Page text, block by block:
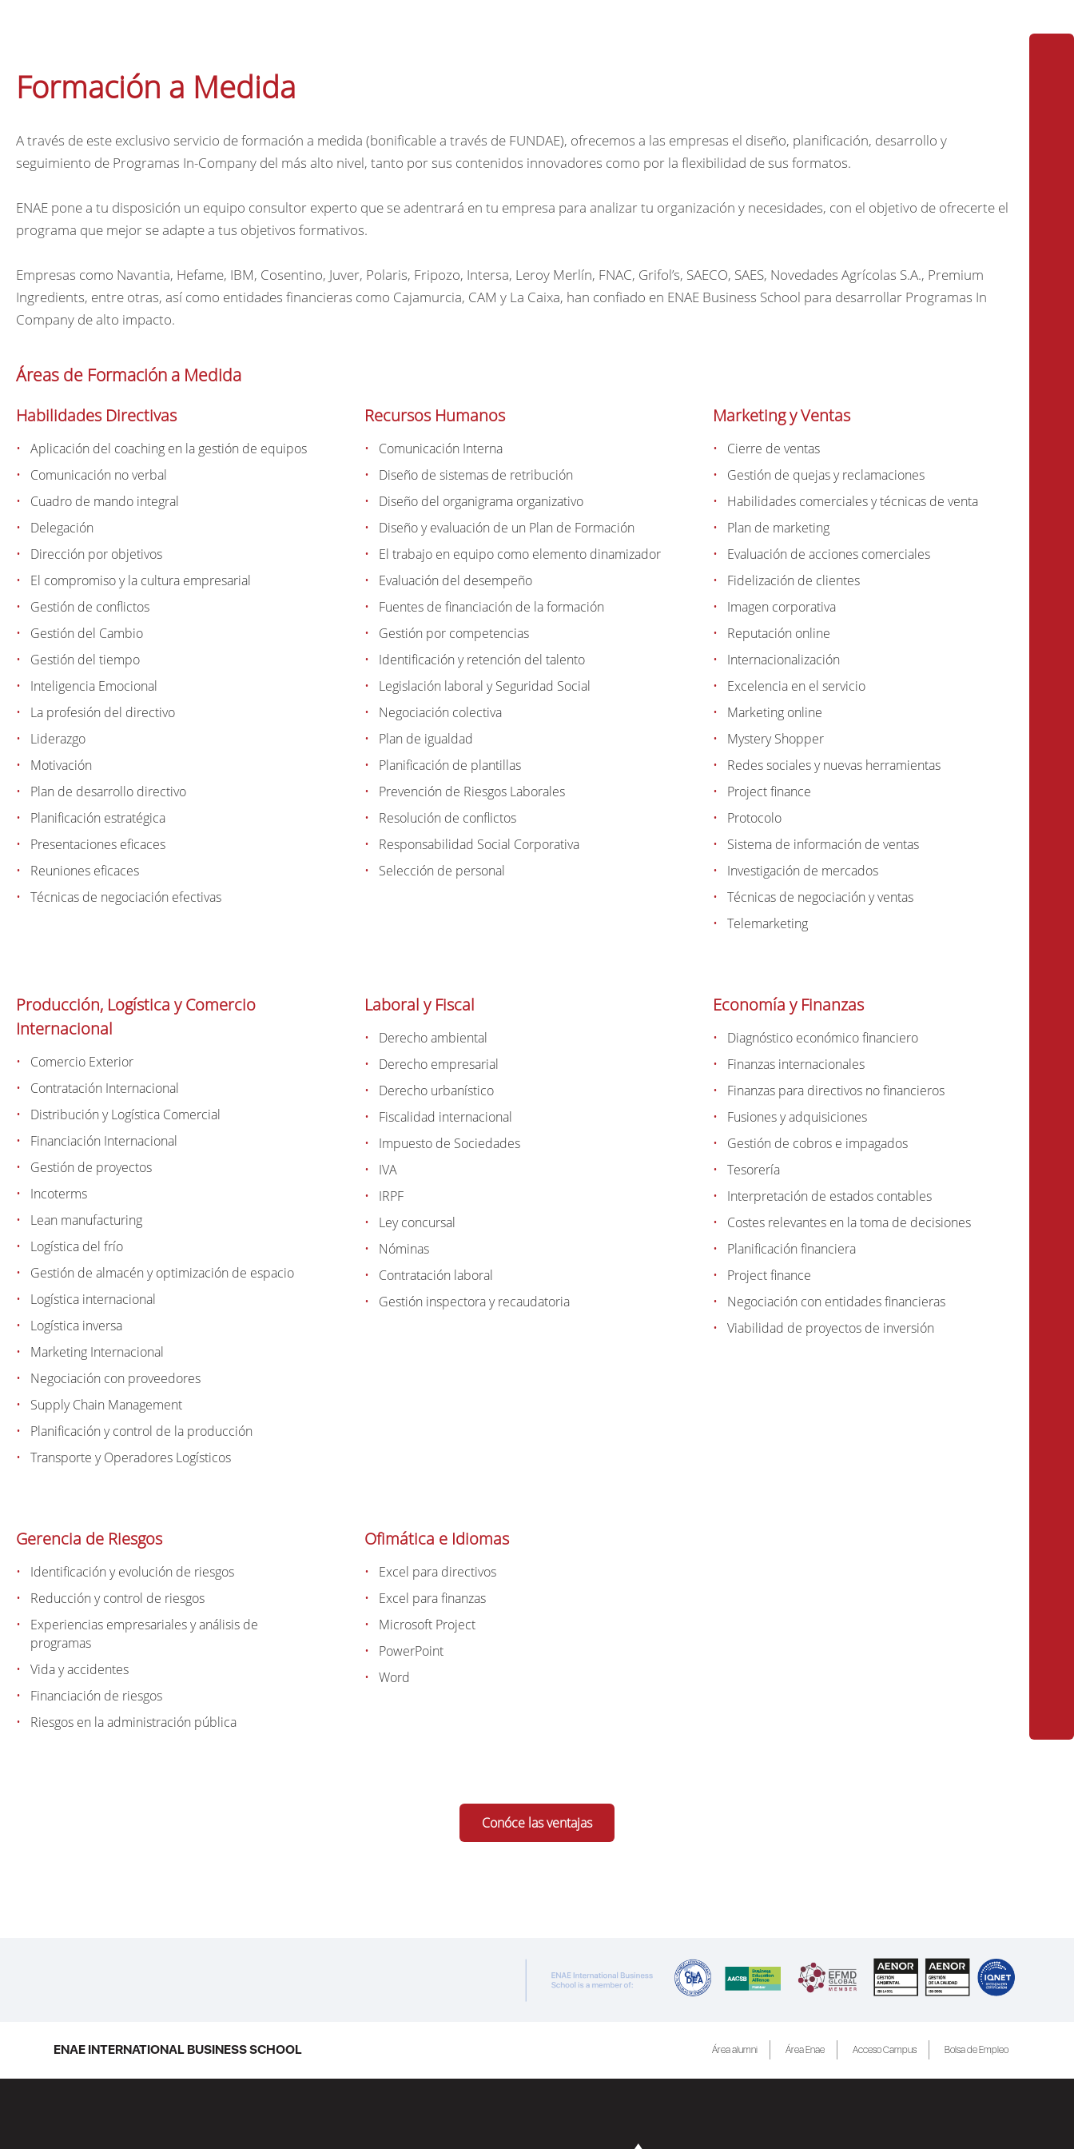
Formación a Medida
A través de este exclusivo servicio de formación a medida (bonificable a través de FUNDAE), ofrecemos a las empresas el diseño, planificación, desarrollo y
seguimiento de Programas In-Company del más alto nivel, tanto por sus contenidos innovadores como por la flexibilidad de sus formatos.
ENAE pone a tu disposición un equipo consultor experto que se adentrará en tu empresa para analizar tu organización y necesidades, con el objetivo de ofrecerte el
programa que mejor se adapte a tus objetivos formativos.
Empresas como Navantia, Hefame, IBM, Cosentino, Juver, Polaris, Fripozo, Intersa, Leroy Merlín, FNAC, Grifol’s, SAECO, SAES, Novedades Agrícolas S.A., Premium
Ingredients, entre otras, así como entidades financieras como Cajamurcia, CAM y La Caixa, han confiado en ENAE Business School para desarrollar Programas In
Company de alto impacto.
Áreas de Formación a Medida
Habilidades Directivas
Aplicación del coaching en la gestión de equipos
Comunicación no verbal
Cuadro de mando integral
Delegación
Dirección por objetivos
El compromiso y la cultura empresarial
Gestión de conflictos
Gestión del Cambio
Gestión del tiempo
Inteligencia Emocional
La profesión del directivo
Liderazgo
Motivación
Plan de desarrollo directivo
Planificación estratégica
Presentaciones eficaces
Reuniones eficaces
Técnicas de negociación efectivas
Recursos Humanos
Comunicación Interna
Diseño de sistemas de retribución
Diseño del organigrama organizativo
Diseño y evaluación de un Plan de Formación
El trabajo en equipo como elemento dinamizador
Evaluación del desempeño
Fuentes de financiación de la formación
Gestión por competencias
Identificación y retención del talento
Legislación laboral y Seguridad Social
Negociación colectiva
Plan de igualdad
Planificación de plantillas
Prevención de Riesgos Laborales
Resolución de conflictos
Responsabilidad Social Corporativa
Selección de personal
Marketing y Ventas
Cierre de ventas
Gestión de quejas y reclamaciones
Habilidades comerciales y técnicas de venta
Plan de marketing
Evaluación de acciones comerciales
Fidelización de clientes
Imagen corporativa
Reputación online
Internacionalización
Excelencia en el servicio
Marketing online
Mystery Shopper
Redes sociales y nuevas herramientas
Project finance
Protocolo
Sistema de información de ventas
Investigación de mercados
Técnicas de negociación y ventas
Telemarketing
Producción, Logística y Comercio
Internacional
Comercio Exterior
Contratación Internacional
Distribución y Logística Comercial
Financiación Internacional
Gestión de proyectos
Incoterms
Lean manufacturing
Logística del frío
Gestión de almacén y optimización de espacio
Logística internacional
Logística inversa
Marketing Internacional
Negociación con proveedores
Supply Chain Management
Planificación y control de la producción
Transporte y Operadores Logísticos
Laboral y Fiscal
Derecho ambiental
Derecho empresarial
Derecho urbanístico
Fiscalidad internacional
Impuesto de Sociedades
IVA
IRPF
Ley concursal
Nóminas
Contratación laboral
Gestión inspectora y recaudatoria
Economía y Finanzas
Diagnóstico económico financiero
Finanzas internacionales
Finanzas para directivos no financieros
Fusiones y adquisiciones
Gestión de cobros e impagados
Tesorería
Interpretación de estados contables
Costes relevantes en la toma de decisiones
Planificación financiera
Project finance
Negociación con entidades financieras
Viabilidad de proyectos de inversión
Gerencia de Riesgos
Identificación y evolución de riesgos
Reducción y control de riesgos
Experiencias empresariales y análisis de
programas
Vida y accidentes
Financiación de riesgos
Riesgos en la administración pública
Ofimática e Idiomas
Excel para directivos
Excel para finanzas
Microsoft Project
PowerPoint
Word
Conóce las ventajas
ENAE INTERNATIONAL BUSINESS SCHOOL Área alumni Área Enae Acceso Campus Bolsa de Empleo